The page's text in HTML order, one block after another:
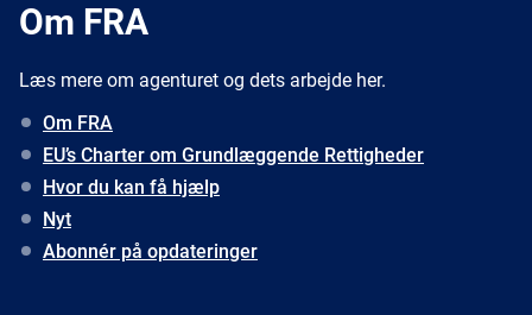
Om FRA
Læs mere om agenturet og dets arbejde her.
Om FRA
EU’s Charter om Grundlæggende Rettigheder
Hvor du kan få hjælp
Nyt
Abonnér på opdateringer